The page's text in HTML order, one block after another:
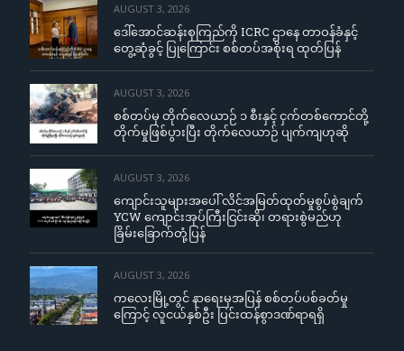
AUGUST 3, 2026
ဒေါ်အောင်ဆန်းစုကြည်ကို ICRC ဌာနေ တာဝန်ခံနှင့်
တွေ့ဆုံခွင့် ပြုကြောင်း စစ်တပ်အစိုးရ ထုတ်ပြန်
AUGUST 3, 2026
စစ်တပ်မှ တိုက်လေယာဉ် ၁ စီးနှင့် ငှက်တစ်ကောင်တို့
တိုက်မှုဖြစ်ပွားပြီး တိုက်လေယာဉ် ပျက်ကျဟုဆို
AUGUST 3, 2026
ကျောင်းသူများအပေါ် လိင်အမြတ်ထုတ်မှုစွပ်စွဲချက်
YCW ကျောင်းအုပ်ကြီးငြင်းဆို၊ တရားစွဲမည်ဟု
ခြိမ်းခြောက်တုံ့ပြန်
AUGUST 3, 2026
ကလေးမြို့တွင် နာရေးမှအပြန် စစ်တပ်ပစ်ခတ်မှု
ကြောင့် လူငယ်နှစ်ဦး ပြင်းထန်စွာဒဏ်ရာရရှိ